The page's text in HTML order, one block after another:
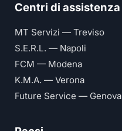
Centri di assistenza
MT Servizi — Treviso
S.E.R.L. — Napoli
FCM — Modena
K.M.A. — Verona
Future Service — Genova